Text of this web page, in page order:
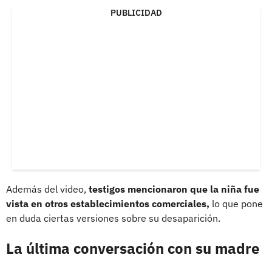
PUBLICIDAD
Además del video, testigos mencionaron que la niña fue
vista en otros establecimientos comerciales, lo que pone
en duda ciertas versiones sobre su desaparición.
La última conversación con su madre